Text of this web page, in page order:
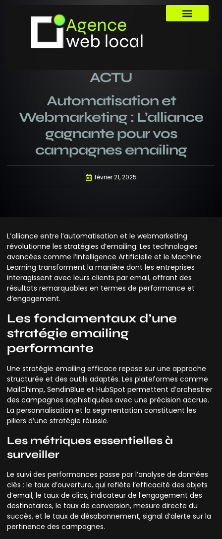
ACTU
Automatisation et
Webmarketing : L’alliance
gagnante pour vos
campagnes emailing
février 21, 2025
L’alliance entre l’automatisation et le webmarketing
révolutionne les stratégies d’emailing. Les technologies
avancées comme l’Intelligence Artificielle et le Machine
Learning transforment la manière dont les entreprises
interagissent avec leurs clients par email, offrant des
résultats remarquables en termes de performance et
d’engagement.
Les fondamentaux d’une
stratégie emailing
performante
Une stratégie emailing efficace repose sur une approche
structurée et des outils adaptés. Les plateformes comme
MailChimp, SendinBlue et HubSpot permettent d’orchestrer
des campagnes sophistiquées avec une précision accrue.
La personnalisation et la segmentation constituent les
piliers d’une stratégie réussie.
Les métriques essentielles à
surveiller
Le suivi des performances passe par l’analyse de données
clés : le taux d’ouverture, qui reflète l’efficacité des objets
d’email, le taux de clics, indicateur de l’engagement des
destinataires, le taux de conversion, mesure directe du
succès, et le taux de désabonnement, signal d’alerte sur la
pertinence des campagnes.